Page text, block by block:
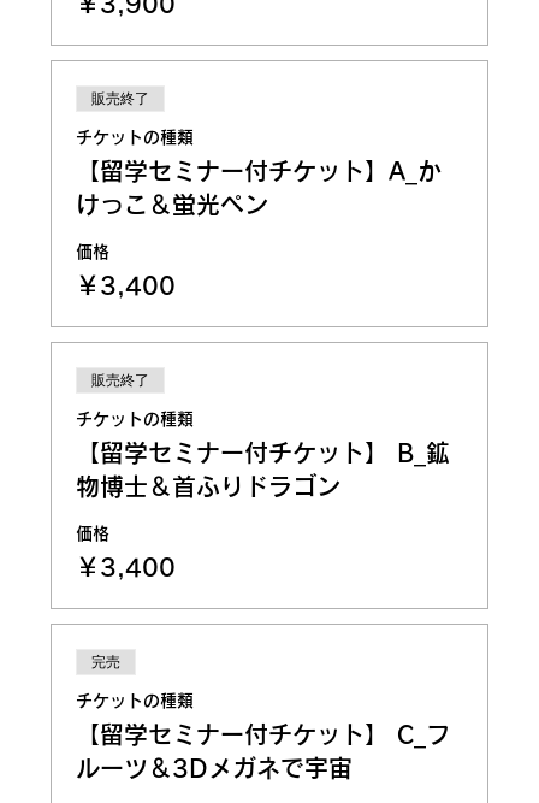
販売終了
チケットの種類
【留学セミナー付チケット】A_か
けっこ＆蛍光ペン
価格
￥3,400
販売終了
チケットの種類
【留学セミナー付チケット】 B_鉱
物博士＆首ふりドラゴン
価格
￥3,400
完売
チケットの種類
【留学セミナー付チケット】 C_フ
ルーツ＆3Dメガネで宇宙